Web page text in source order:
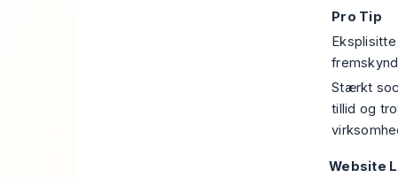
Pro Tip
Stærkt
tillid og
Website